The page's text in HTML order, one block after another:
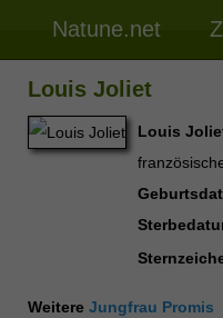
Natune.net
Louis Joliet
Louis
Weitere Jungfrau Promis